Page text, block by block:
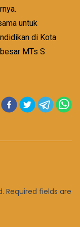
untuk
di Kota
MTs S
Required fields are